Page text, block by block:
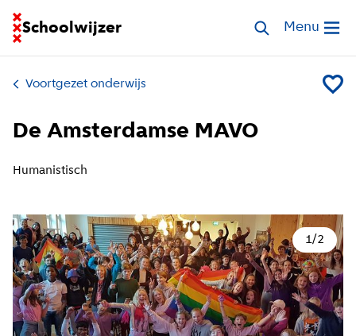
Schoolwijzer
Ga naar homepage van SchoolwijzerZoek scholen
Open
Menu
Voortgezet onderwijs Voeg
De Amsterdamse MAVO
Humanistisch
1/2